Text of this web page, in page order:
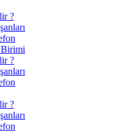
?
?
?